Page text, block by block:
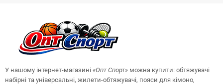
У нашому інтернет-магазині «ОптСпорт» можна купити: обтяжувачі
набірні та універсальні, жилети-обтяжувачі, пояси для кімоно,